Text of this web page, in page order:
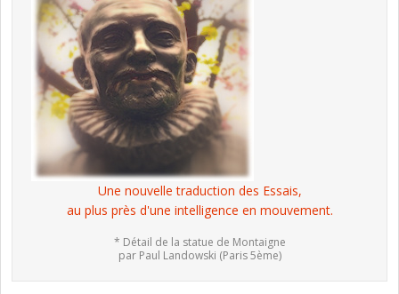
Une nouvelle traduction des Essais,
au plus près d'une intelligence en mouvement.
* Détail de la statue de Montaigne
par Paul Landowski (Paris 5ème)